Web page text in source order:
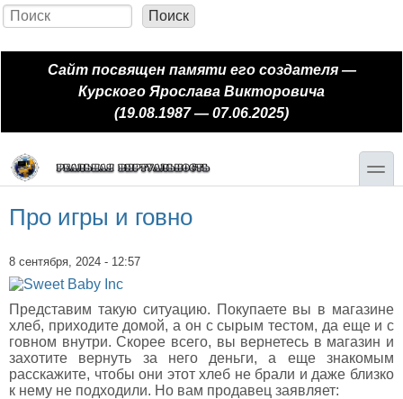
Перейти к основному содержанию
Skip to search
Форма поиска
Поиск
Сайт посвящен памяти его создателя —
Курского Ярослава Викторовича
(19.08.1987 — 07.06.2025)
toggle
Про игры и говно
8 сентября, 2024 - 12:57
Представим такую ситуацию. Покупаете вы в магазине
хлеб, приходите домой, а он с сырым тестом, да еще и с
говном внутри. Скорее всего, вы вернетесь в магазин и
захотите вернуть за него деньги, а еще знакомым
расскажите, чтобы они этот хлеб не брали и даже близко
к нему не подходили. Но вам продавец заявляет: